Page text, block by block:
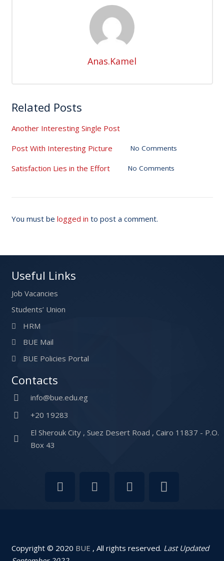
Anas.Kamel
Related Posts
Another Interesting Single Post
Post With Interesting Picture
No Comments
Satisfaction Lies in the Effort No Comments
You must be logged in to post a comment.
Useful Links
Job Vacancies
Students’ Union
HRM
BUE Mail
BUE Policies Portal
Contacts
info@bue.edu.eg
+20 19283
El Sherouk City , Suez Desert Road , Cairo 11837 - P.O.
Box 43
Copyright © 2020 BUE , All rights reserved. Last Updated